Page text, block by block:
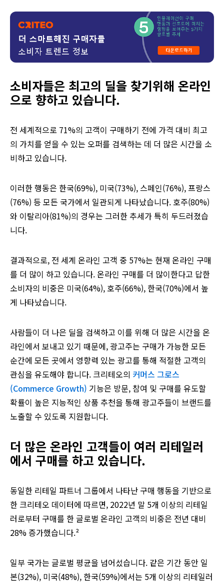
소비자들은 최고의 딜을 찾기위해 온라인
으로 향하고 있습니다.
전 세계적으로 71%의 고객이 구매하기 전에 가격 대비 최고
의 가치를 얻을 수 있는 오퍼를 검색하는 데 더 많은 시간을 소
비하고 있습니다.
이러한 행동은 한국(69%), 미국(73%), 스페인(76%), 프랑스
(76%) 등 모든 국가에서 일관되게 나타났습니다. 호주(80%)
와 이탈리아(81%)의 경우는 그러한 추세가 특히 두드러졌습
니다.
결과적으로, 전 세계 온라인 고객 중 57%는 현재 온라인 구매
를 더 많이 하고 있습니다. 온라인 구매를 더 많이한다고 답한
소비자의 비중은 미국(64%), 호주(66%), 한국(70%)에서 높
게 나타났습니다.
사람들이 더 나은 딜을 검색하고 이를 위해 더 많은 시간을 온
라인에서 보내고 있기 때문에, 광고주는 구매가 가능한 모든
순간에 모든 곳에서 영향력 있는 광고를 통해 적절한 고객의
관심을 유도해야 합니다. 크리테오의 커머스 그로스
(Commerce Growth) 기능은 방문, 참여 및 구매를 유도할
확률이 높은 지능적인 상품 추천을 통해 광고주들이 브랜드를
노출할 수 있도록 지원합니다.
더 많은 온라인 고객들이 여러 리테일러
에서 구매를 하고 있습니다.
동일한 리테일 파트너 그룹에서 나타난 구매 행동을 기반으로
한 크리테오 데이터에 따르면, 2022년 말 5개 이상의 리테일
러로부터 구매를 한 글로벌 온라인 고객의 비중은 전년 대비
28% 증가했습니다.²
일부 국가는 글로벌 평균을 넘어섰습니다. 같은 기간 동안 일
본(32%), 미국(48%), 한국(59%)에서는 5개 이상의 리테일러